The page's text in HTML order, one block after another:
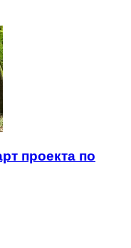
проекта по